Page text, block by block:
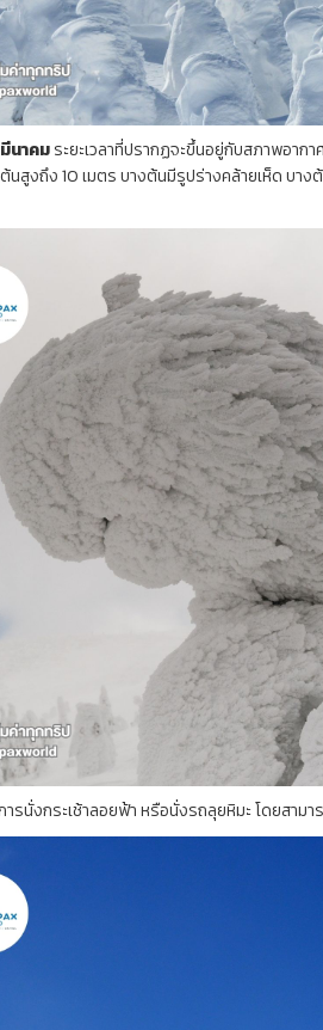
นาคมระยะเวลาที่ปรากฏจะขึ้นอยู่กับสภาพอาก
สูงถึง 10 เมตร บางต้นมีรูปร่างคล้ายเห็ด บ
ารนั่งกระเช้าลอยฟ้า หรือนั่งรถลุยหิมะ โดยสาม